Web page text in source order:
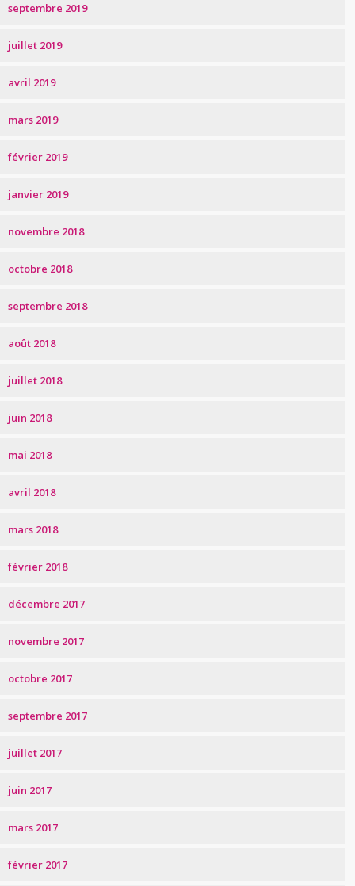
septembre 2019
juillet 2019
avril 2019
mars 2019
février 2019
janvier 2019
novembre 2018
octobre 2018
septembre 2018
août 2018
juillet 2018
juin 2018
mai 2018
avril 2018
mars 2018
février 2018
décembre 2017
novembre 2017
octobre 2017
septembre 2017
juillet 2017
juin 2017
mars 2017
février 2017